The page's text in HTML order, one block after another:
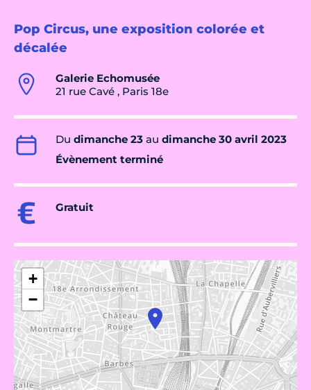
Pop Circus, une exposition colorée et
décalée
Galerie Echomusée
21 rue Cavé , Paris 18e
Du dimanche 23 au dimanche 30 avril 2023
Évènement terminé
Gratuit
+
−